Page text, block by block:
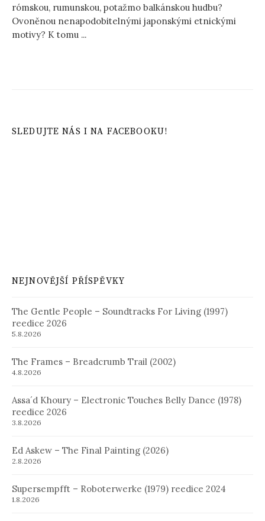
rómskou, rumunskou, potažmo balkánskou hudbu?
Ovoněnou nenapodobitelnými japonskými etnickými
motivy? K tomu ...
SLEDUJTE NÁS I NA FACEBOOKU!
NEJNOVĚJŠÍ PŘÍSPĚVKY
The Gentle People – Soundtracks For Living (1997)
reedice 2026
5.8.2026
The Frames – Breadcrumb Trail (2002)
4.8.2026
Assa´d Khoury – Electronic Touches Belly Dance (1978)
reedice 2026
3.8.2026
Ed Askew – The Final Painting (2026)
2.8.2026
Supersempfft – Roboterwerke (1979) reedice 2024
1.8.2026